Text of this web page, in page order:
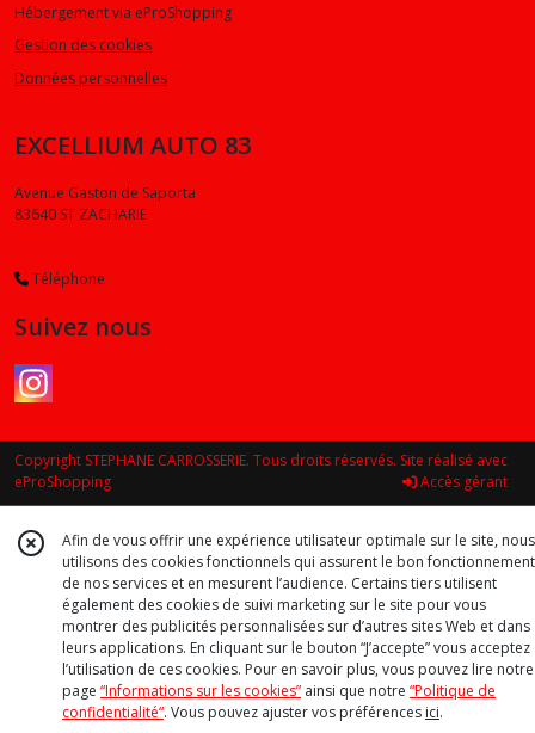
Hébergement via eProShopping
Gestion des cookies
Données personnelles
EXCELLIUM AUTO 83
Avenue Gaston de Saporta
83640 ST ZACHARIE
Téléphone
Suivez nous
Copyright STEPHANE CARROSSERIE. Tous droits réservés. Site réalisé avec
eProShopping
Accès gérant
Afin de vous offrir une expérience utilisateur optimale sur le site, nous
utilisons des cookies fonctionnels qui assurent le bon fonctionnement
de nos services et en mesurent l’audience. Certains tiers utilisent
également des cookies de suivi marketing sur le site pour vous
montrer des publicités personnalisées sur d’autres sites Web et dans
leurs applications. En cliquant sur le bouton “J’accepte” vous acceptez
l’utilisation de ces cookies. Pour en savoir plus, vous pouvez lire notre
page “Informations sur les cookies” ainsi que notre “Politique de
confidentialité“. Vous pouvez ajuster vos préférences ici.